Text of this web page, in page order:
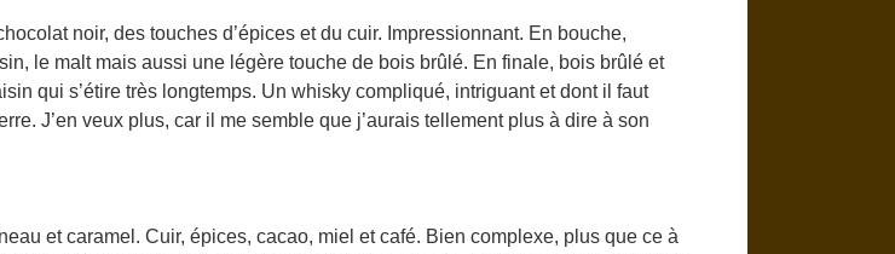
noir, des touches d’épices et du cuir. Impressionnant. En bouche,
le malt mais aussi une légère touche de bois brûlé. En finale, bois brûlé et
qui s’étire très longtemps. Un whisky compliqué, intriguant et dont il faut
J’en veux plus, car il me semble que j’aurais tellement plus à dire à son
et caramel. Cuir, épices, cacao, miel et café. Bien complexe, plus que ce à